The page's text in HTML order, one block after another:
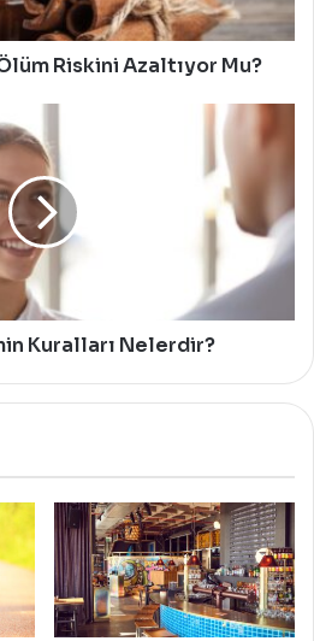
Riskini Azaltıyor Mu?
Kuralları Nelerdir?